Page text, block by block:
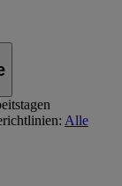
Alle